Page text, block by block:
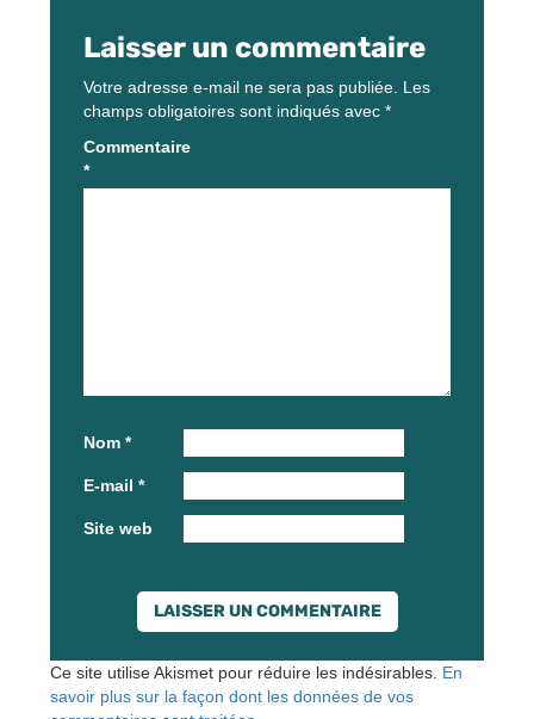
Laisser un commentaire
Votre adresse e-mail ne sera pas publiée. Les
champs obligatoires sont indiqués avec *
Commentaire
*
Nom *
E-mail *
Site web
Ce site utilise Akismet pour réduire les indésirables. En
savoir plus sur la façon dont les données de vos